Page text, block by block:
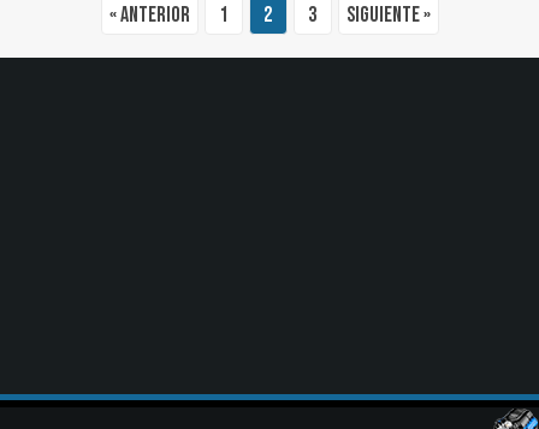
« Anterior 1 2 3 Siguiente »